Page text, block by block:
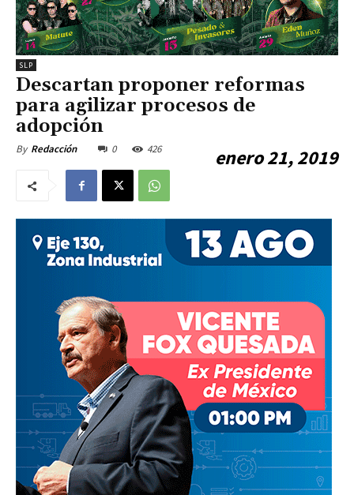
SLP
Descartan proponer reformas
para agilizar procesos de
adopción
By Redacción enero 21, 2019
0 426